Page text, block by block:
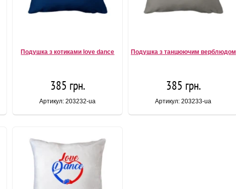
Подушка з котиками love dance
385 грн.
Артикул: 203232-ua
Подушка з танцюючим верблюдом
385 грн.
Артикул: 203233-ua